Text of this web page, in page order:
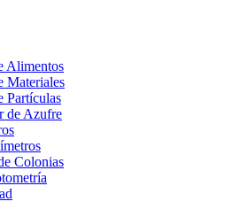
Alimentos
Materiales
Partículas
de Azufre
Colonias